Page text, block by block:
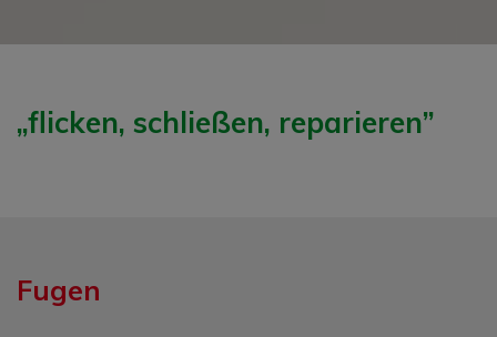
„flicken, schließen, reparieren”
Fugen